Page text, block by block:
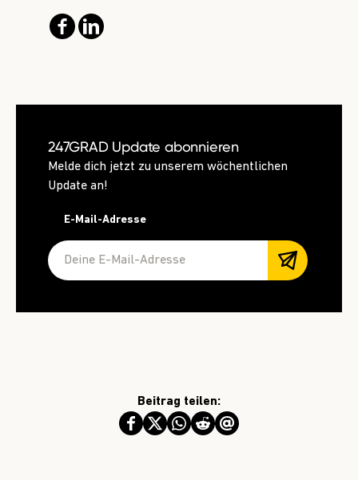
247GRAD Update abonnieren
Melde dich jetzt zu unserem wöchentlichen
Update an!
E-Mail-Adresse
Beitrag teilen: